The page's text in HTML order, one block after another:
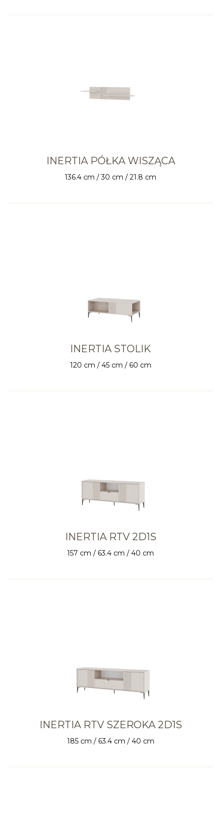
INERTIA PÓŁKA WISZĄCA
136.4 cm / 30 cm / 21.8 cm
INERTIA STOLIK
120 cm / 45 cm / 60 cm
INERTIA RTV 2D1S
157 cm / 63.4 cm / 40 cm
INERTIA RTV SZEROKA 2D1S
185 cm / 63.4 cm / 40 cm